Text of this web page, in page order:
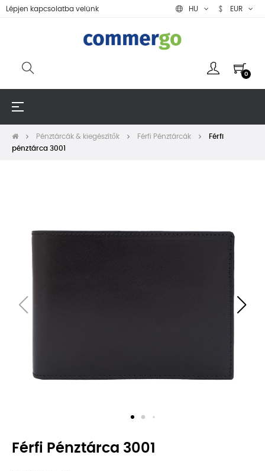
Lépjen kapcsolatba velünk HU EUR
0
Toggle
☰
Pénztárcák & kiegészítők Férfi Pénztárcák
Férfi
pénztárca 3001
Férfi Pénztárca 3001